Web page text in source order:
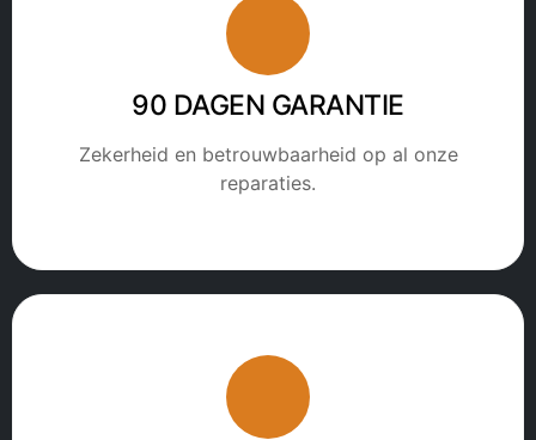
90 DAGEN GARANTIE
Zekerheid en betrouwbaarheid op al onze
reparaties.